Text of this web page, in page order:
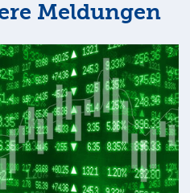
Meldungen